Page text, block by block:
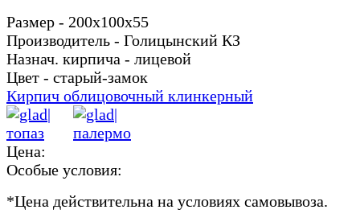
Размер - 200х100х55
Производитель - Голицынский КЗ
Назнач. кирпича - лицевой
Цвет - старый-замок
Кирпич облицовочный клинкерный
Цена:
Особые условия:
*Цена действительна на условиях самовывоза.